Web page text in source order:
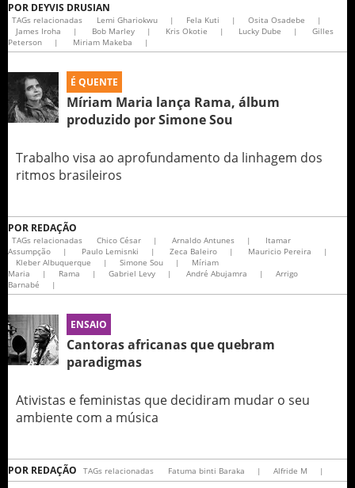
POR DEYVIS DRUSIAN
TAGs relacionadas Lemi Ghariokwu | Fela Kuti | Osita Osadebe
|
James Iroha
| Bob Marley | Kris Okotie | Lucky Dube |
Gilles
Peterson
| Miriam Makeba |
É QUENTE
Míriam Maria lança Rama, álbum
produzido por Simone Sou
Trabalho visa ao aprofundamento da linhagem dos
ritmos brasileiros
POR REDAÇÃO
TAGs relacionadas Chico César | Arnaldo Antunes |
Itamar
Assumpção
| Paulo Lemisnki | Zeca Baleiro | Mauricio Pereira
|
Kleber Albuquerque
| Simone Sou |
Míriam
Maria
| Rama | Gabriel Levy | André Abujamra |
Arrigo
Barnabé
|
ENSAIO
Cantoras africanas que quebram
paradigmas
Ativistas e feministas que decidiram mudar o seu
ambiente com a música
POR REDAÇÃO TAGs relacionadas Fatuma binti Baraka | Alfride M |